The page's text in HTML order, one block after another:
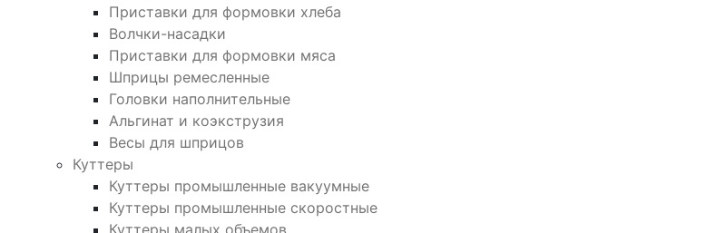
Приставки для формовки хлеба
Волчки-насадки
Приставки для формовки мяса
Шприцы ремесленные
Головки наполнительные
Альгинат и коэкструзия
Весы для шприцов
Куттеры
Куттеры промышленные вакуумные
Куттеры промышленные скоростные
Куттеры малых объемов